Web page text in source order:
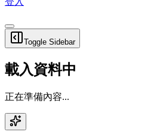
Toggle Sidebar
載入資料中
正在準備內容...